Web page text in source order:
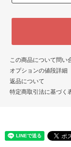
この商品について問い
オプションの値段詳細
返品について
特定商取引法に基づく